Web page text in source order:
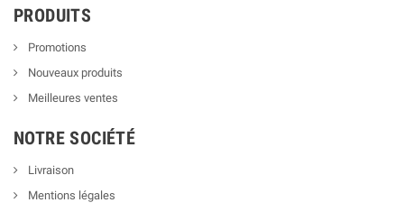
PRODUITS
Promotions
Nouveaux produits
Meilleures ventes
NOTRE SOCIÉTÉ
Livraison
Mentions légales